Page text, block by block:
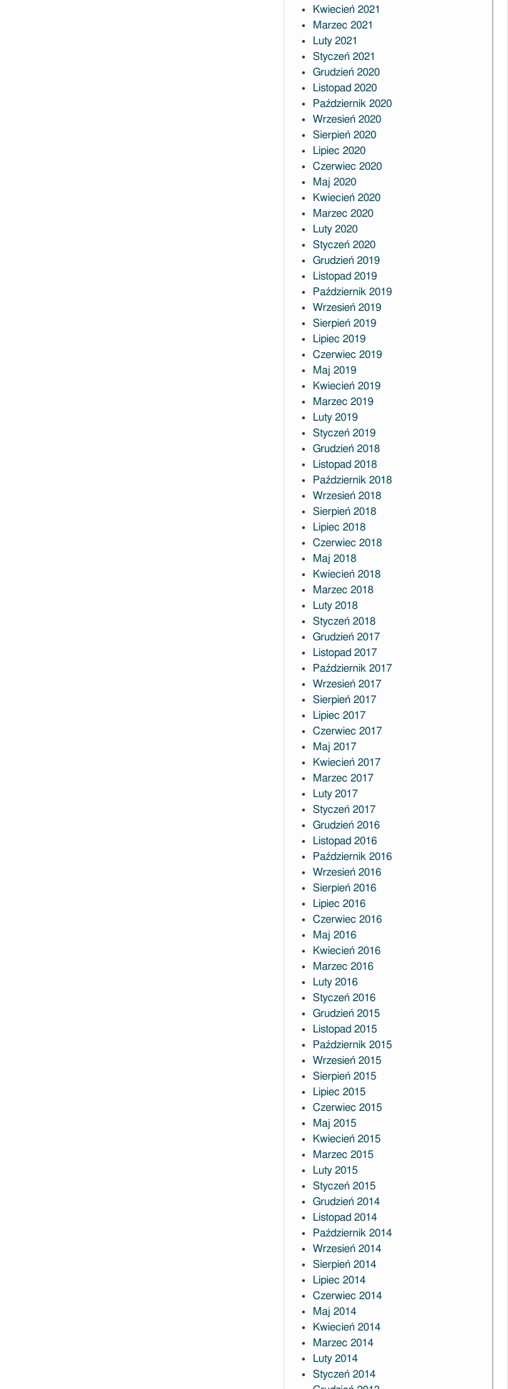
Kwiecień 2021
Marzec 2021
Luty 2021
Styczeń 2021
Grudzień 2020
Listopad 2020
Październik 2020
Wrzesień 2020
Sierpień 2020
Lipiec 2020
Czerwiec 2020
Maj 2020
Kwiecień 2020
Marzec 2020
Luty 2020
Styczeń 2020
Grudzień 2019
Listopad 2019
Październik 2019
Wrzesień 2019
Sierpień 2019
Lipiec 2019
Czerwiec 2019
Maj 2019
Kwiecień 2019
Marzec 2019
Luty 2019
Styczeń 2019
Grudzień 2018
Listopad 2018
Październik 2018
Wrzesień 2018
Sierpień 2018
Lipiec 2018
Czerwiec 2018
Maj 2018
Kwiecień 2018
Marzec 2018
Luty 2018
Styczeń 2018
Grudzień 2017
Listopad 2017
Październik 2017
Wrzesień 2017
Sierpień 2017
Lipiec 2017
Czerwiec 2017
Maj 2017
Kwiecień 2017
Marzec 2017
Luty 2017
Styczeń 2017
Grudzień 2016
Listopad 2016
Październik 2016
Wrzesień 2016
Sierpień 2016
Lipiec 2016
Czerwiec 2016
Maj 2016
Kwiecień 2016
Marzec 2016
Luty 2016
Styczeń 2016
Grudzień 2015
Listopad 2015
Październik 2015
Wrzesień 2015
Sierpień 2015
Lipiec 2015
Czerwiec 2015
Maj 2015
Kwiecień 2015
Marzec 2015
Luty 2015
Styczeń 2015
Grudzień 2014
Listopad 2014
Październik 2014
Wrzesień 2014
Sierpień 2014
Lipiec 2014
Czerwiec 2014
Maj 2014
Kwiecień 2014
Marzec 2014
Luty 2014
Styczeń 2014